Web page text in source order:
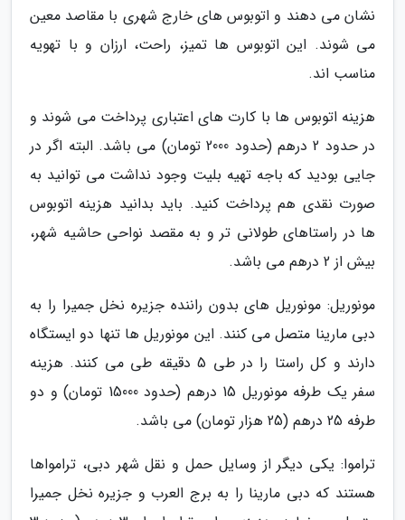
نشان می دهند و اتوبوس های خارج شهری با مقاصد معین
می شوند. این اتوبوس ها تمیز، راحت، ارزان و با تهویه
مناسب اند.
هزینه اتوبوس ها با کارت های اعتباری پرداخت می شوند و
در حدود 2 درهم (حدود 2000 تومان) می باشد. البته اگر در
جایی بودید که باجه تهیه بلیت وجود نداشت می توانید به
صورت نقدی هم پرداخت کنید. باید بدانید هزینه اتوبوس
ها در راستاهای طولانی تر و به مقصد نواحی حاشیه شهر،
بیش از 2 درهم می باشد.
مونوریل: مونوریل های بدون راننده جزیره نخل جمیرا را به
دبی مارینا متصل می کنند. این مونوریل ها تنها دو ایستگاه
دارند و کل راستا را در طی 5 دقیقه طی می کنند. هزینه
سفر یک طرفه مونوریل 15 درهم (حدود 15000 تومان) و دو
طرفه 25 درهم (25 هزار تومان) می باشد.
تراموا: یکی دیگر از وسایل حمل و نقل شهر دبی، ترامواها
هستند که دبی مارینا را به برج العرب و جزیره نخل جمیرا